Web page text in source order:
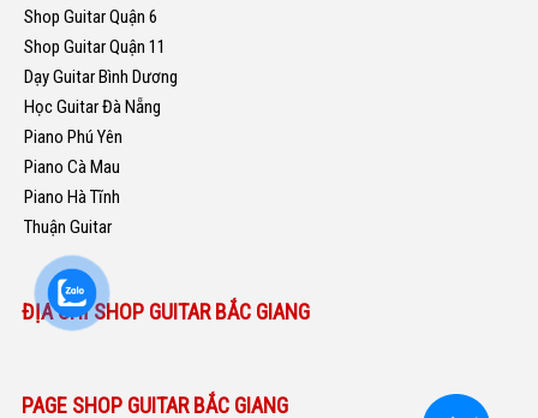
Shop Guitar Quận 6
Shop Guitar Quận 11
Dạy Guitar Bình Dương
Học Guitar Đà Nẵng
Piano Phú Yên
Piano Cà Mau
Piano Hà Tĩnh
Thuận Guitar
ĐỊA CHỈ SHOP GUITAR BẮC GIANG
PAGE SHOP GUITAR BẮC GIANG